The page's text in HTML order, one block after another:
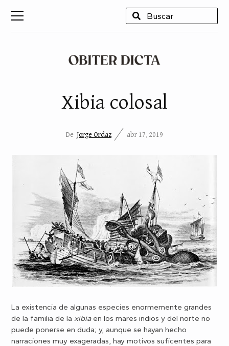
Xibia colosal
De Jorge Ordaz abr 17, 2019
La existencia de algunas especies enormemente grandes
de la familia de laxibiaen los mares indios y del norte no
puede ponerse en duda; y, aunque se hayan hecho
narraciones muy exageradas, hay motivos suficentes para